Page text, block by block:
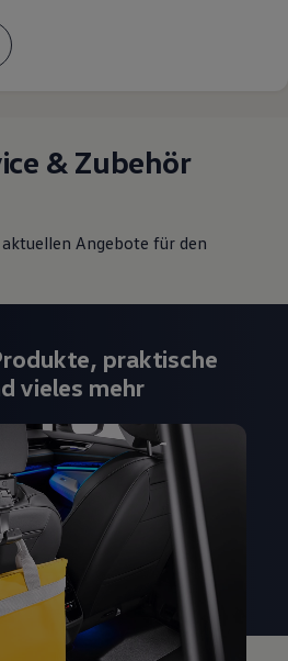
& Zubehör
Angebote für den
praktische
vieles mehr